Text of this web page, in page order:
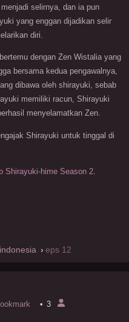
selirnya, dan ia pun
yang enggan dijadikan selir
diri.
dengan Zen Wistalia yang
bersama kedua pengawalnya,
dibawa oleh shirayuki, sebab
memiliki racun, Shirayuki
menyelamatkan Zen.
Shirayuki untuk tinggal di
Shirayuki-hime Season 2.
eps 12
• 3